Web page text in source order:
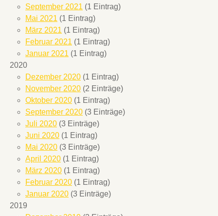
September 2021 (1 Eintrag)
Mai 2021 (1 Eintrag)
März 2021 (1 Eintrag)
Februar 2021 (1 Eintrag)
Januar 2021 (1 Eintrag)
2020
Dezember 2020 (1 Eintrag)
November 2020 (2 Einträge)
Oktober 2020 (1 Eintrag)
September 2020 (3 Einträge)
Juli 2020 (3 Einträge)
Juni 2020 (1 Eintrag)
Mai 2020 (3 Einträge)
April 2020 (1 Eintrag)
März 2020 (1 Eintrag)
Februar 2020 (1 Eintrag)
Januar 2020 (3 Einträge)
2019